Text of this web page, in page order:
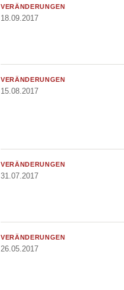
VERÄNDERUNGEN
18.09.2017
VERÄNDERUNGEN
15.08.2017
VERÄNDERUNGEN
31.07.2017
VERÄNDERUNGEN
26.05.2017